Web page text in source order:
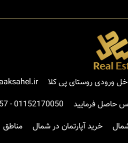
ورودی روستای پی کلا
حاصل فرمایید
01152170050
-
خرید آپارتمان در شمال مناطق